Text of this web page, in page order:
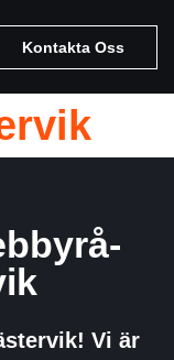
Kontakta Oss
Vi är